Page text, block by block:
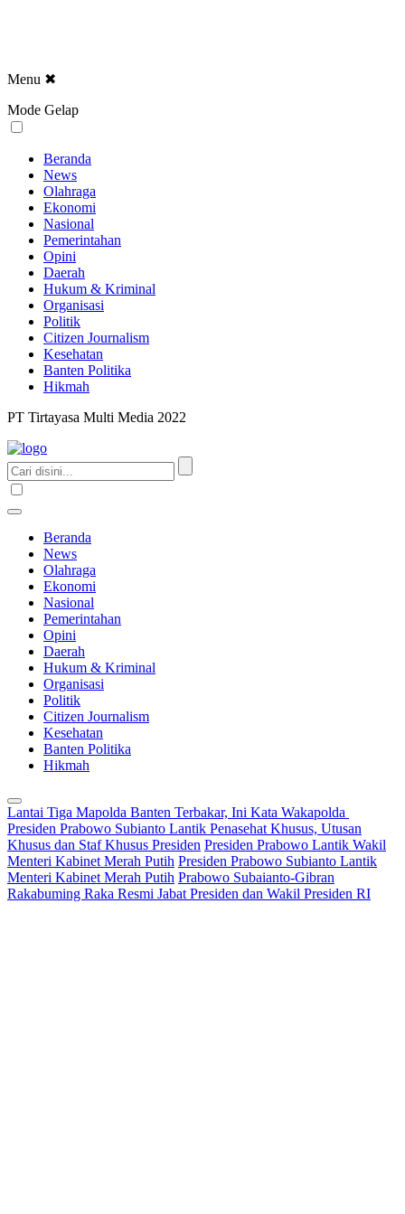
Menu ✖
Mode Gelap
Beranda
News
Olahraga
Ekonomi
Nasional
Pemerintahan
Opini
Daerah
Hukum & Kriminal
Organisasi
Politik
Citizen Journalism
Kesehatan
Banten Politika
Hikmah
PT Tirtayasa Multi Media 2022
Beranda
News
Olahraga
Ekonomi
Nasional
Pemerintahan
Opini
Daerah
Hukum & Kriminal
Organisasi
Politik
Citizen Journalism
Kesehatan
Banten Politika
Hikmah
Lantai Tiga Mapolda Banten Terbakar, Ini Kata Wakapolda
Presiden Prabowo Subianto Lantik Penasehat Khusus, Utusan
Khusus dan Staf Khusus Presiden Presiden Prabowo Lantik Wakil
Menteri Kabinet Merah Putih Presiden Prabowo Subianto Lantik
Menteri Kabinet Merah Putih Prabowo Subaianto-Gibran
Rakabuming Raka Resmi Jabat Presiden dan Wakil Presiden RI